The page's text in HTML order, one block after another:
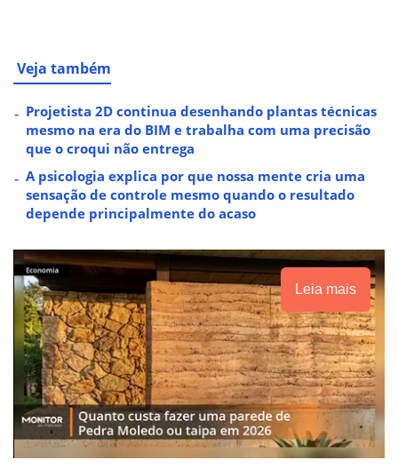
Veja também
Projetista 2D continua desenhando plantas técnicas
mesmo na era do BIM e trabalha com uma precisão
que o croqui não entrega
A psicologia explica por que nossa mente cria uma
sensação de controle mesmo quando o resultado
depende principalmente do acaso
Leia mais